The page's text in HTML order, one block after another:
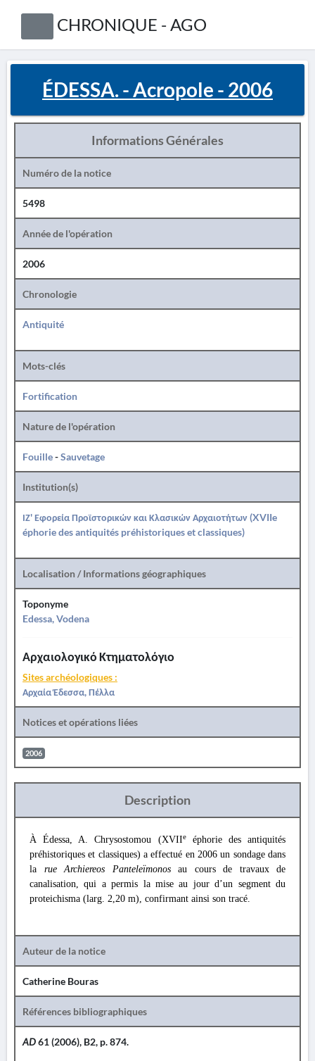
CHRONIQUE - AGO
ÉDESSA. - Acropole - 2006
Informations Générales
Numéro de la notice
5498
Année de l'opération
2006
Chronologie
Antiquité
Mots-clés
Fortification
Nature de l'opération
Fouille-Sauvetage
Institution(s)
ΙΖ' Εφορεία Προϊστορικών και Κλασικών Αρχαιοτήτων (XVIIe
éphorie des antiquités préhistoriques et classiques)
Localisation / Informations géographiques
Toponyme
Edessa, Vodena
Αρχαιολογικό Κτηματολόγιο
Sites archéologiques :
Αρχαία Έδεσσα, Πέλλα
Notices et opérations liées
2006
Description
À Édessa, A. Chrysostomou (XVIIeéphorie des antiquités
préhistoriques et classiques) a effectué en 2006 un sondage dans
la rue Archiereos Panteleïmonosau cours de travaux de
canalisation, qui a permis la mise au jour d’un segment du
proteichisma (larg. 2,20 m), confirmant ainsi son tracé.
Auteur de la notice
Catherine Bouras
Références bibliographiques
AD61 (2006), B2, p. 874.